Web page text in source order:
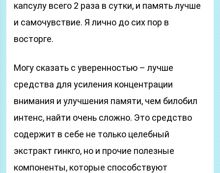
капсулу всего 2 раза в сутки, и память лучше
и самочувствие. Я лично до сих пор в
восторге.
Могу сказать с уверенностью – лучше
средства для усиления концентрации
внимания и улучшения памяти, чем билобил
интенс, найти очень сложно. Это средство
содержит в себе не только целебный
экстракт гинкго, но и прочие полезные
компоненты, которые способствуют